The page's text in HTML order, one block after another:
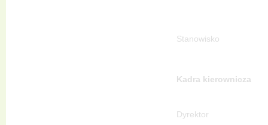
Stanowisko
Kadra kierownicza
Dyrektor